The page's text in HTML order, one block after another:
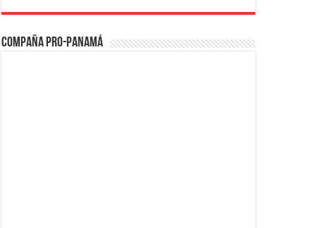
Compaña PRO-Panamá